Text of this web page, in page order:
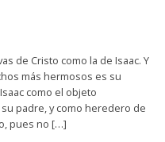
de Cristo como la de Isaac. Y
más hermosos es su
como el objeto
padre, y como heredero de
pues no […]